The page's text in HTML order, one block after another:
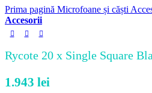
Prima pagină Microfoane și căști
Accesorii
Rycote 20 x Single Square
1.943 lei